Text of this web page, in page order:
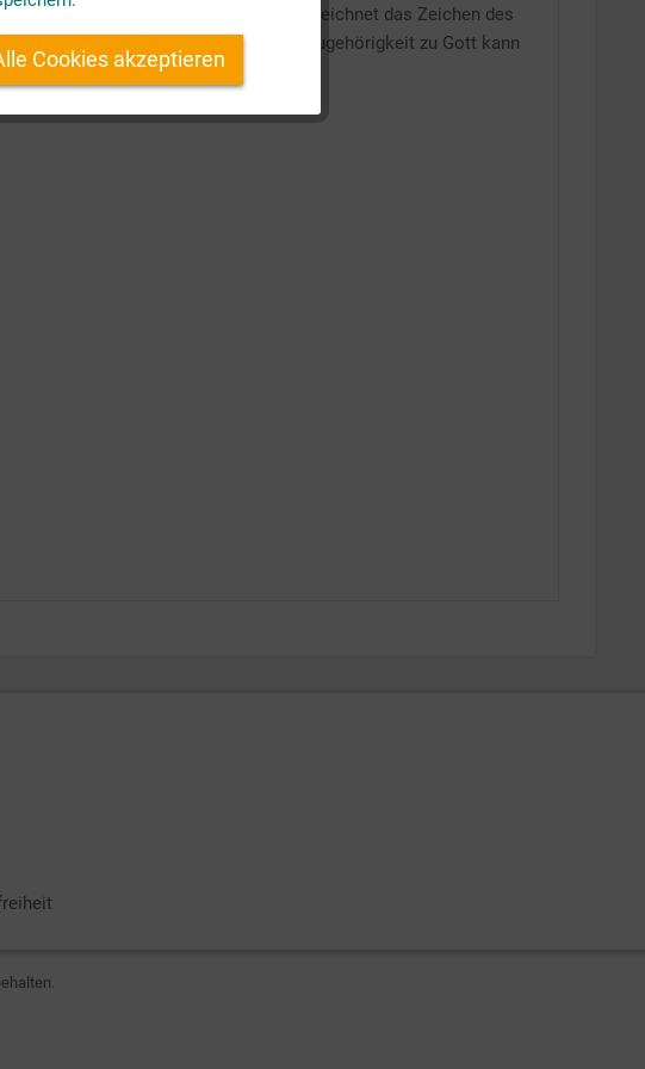
und Geschwistern
bezeichnet, bezeichnet das Zeichen des
bist getauft! Ein Kind Gottes.“ Die Zugehörigkeit zu Gott kann
Inaktiv
Cookies akzeptieren